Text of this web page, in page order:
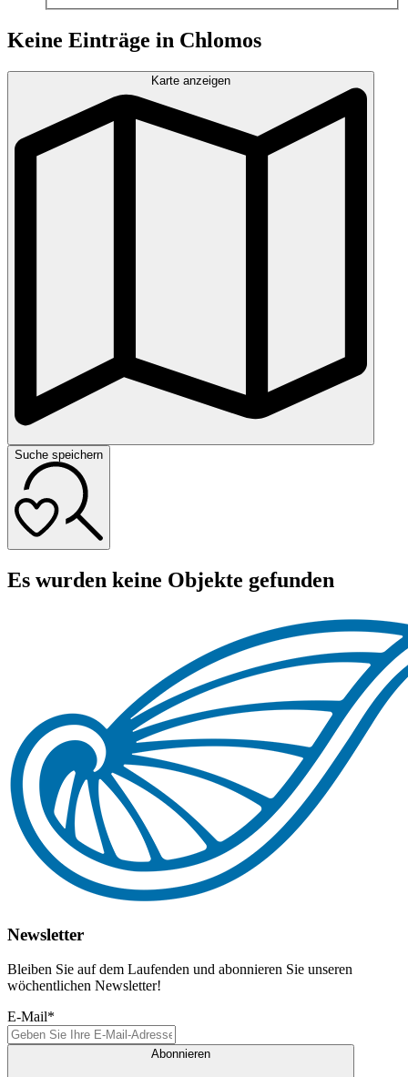
Keine Einträge in Chlomos
Karte anzeigen
Suche speichern
Es wurden keine Objekte gefunden
Newsletter
Bleiben Sie auf dem Laufenden und abonnieren Sie unseren
wöchentlichen Newsletter!
E-Mail*
Abonnieren